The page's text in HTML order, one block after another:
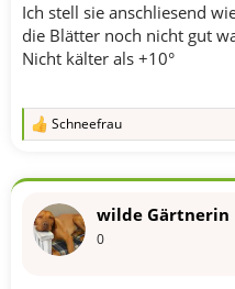
Ich stell sie anschliesend
die Blätter noch nicht gut
Nicht kälter als +10°
R
k
o
Schneefrau
wilde Gärtnerin
0